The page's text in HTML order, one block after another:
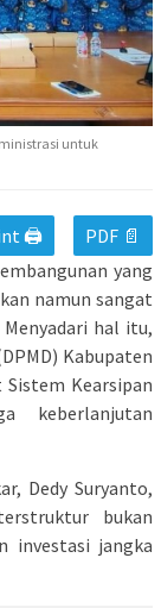
untuk
🖨
PDF 📄
yang
namun sangat
hal itu,
Kabupaten
Kearsipan
keberlanjutan
Dedy Suryanto,
bukan
investasi jangka